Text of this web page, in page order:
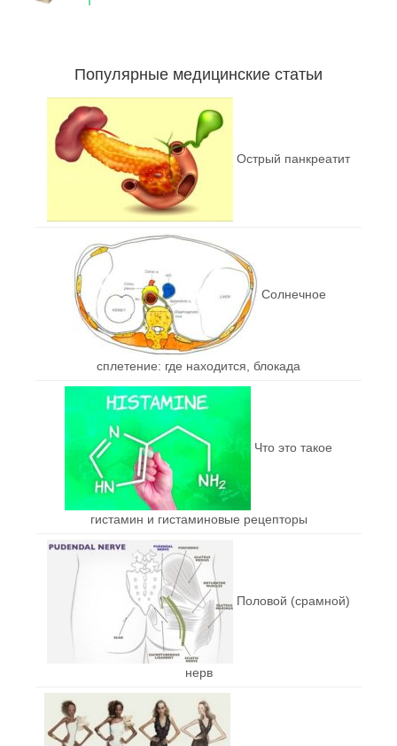
Популярные медицинские статьи
Острый панкреатит
Солнечное
сплетение: где находится, блокада
Что это такое
гистамин и гистаминовые рецепторы
Половой (срамной)
нерв